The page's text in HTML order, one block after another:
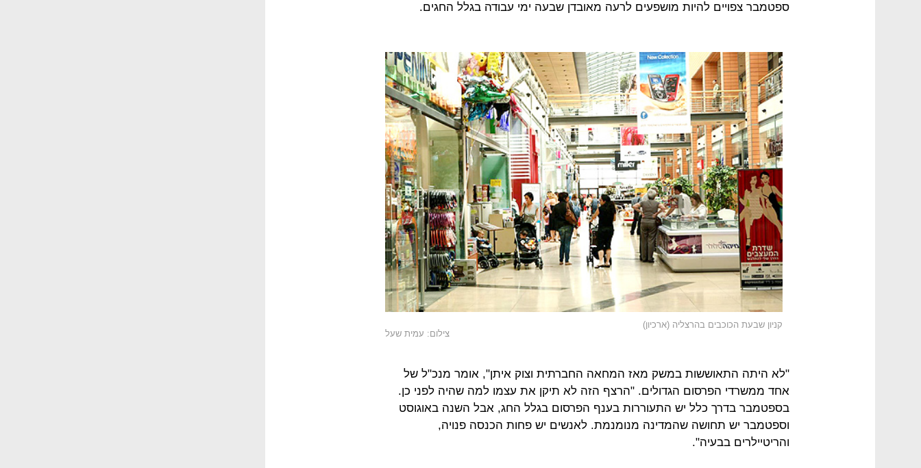
ספטמבר צפויים להיות מושפעים לרעה מאובדן שבעה ימי עבודה בגלל החגים.
קניון שבעת הכוכבים בהרצליה (ארכיון)
צילום: עמית שעל
"לא היתה התאוששות במשק מאז המחאה החברתית וצוק איתן", אומר מנכ"ל של
אחד ממשרדי הפרסום הגדולים. "הרצף הזה לא תיקן את עצמו למה שהיה לפני כן.
בספטמבר בדרך כלל יש התעוררות בענף הפרסום בגלל החג, אבל השנה באוגוסט
וספטמבר יש תחושה שהמדינה מנומנמת. לאנשים יש פחות הכנסה פנויה,
והריטיילרים בבעיה".